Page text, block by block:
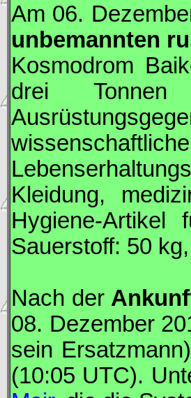
Am 06.
unbemannten
Kosmodrom
drei Tonnen
Kleidung,
Hygiene-Artikel
Sauerstoff: 50
Nach der
08. Dezember
sein
(10:05 UTC).